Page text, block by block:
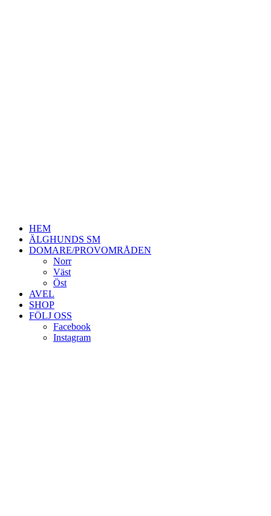
HEM
ÄLGHUNDS SM
DOMARE/PROVOMRÅDEN
Norr
Väst
Öst
AVEL
SHOP
FÖLJ OSS
Facebook
Instagram